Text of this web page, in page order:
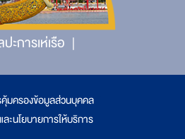
ะการเห่เรือ
มครองข้อมูลส่วนบุคคล
ะนโยบายการให้บริการ